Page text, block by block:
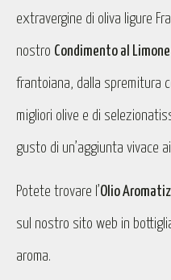
extravergine di oliva ligure
nostro Condimento al Limone
frantoiana, dalla spremitura
migliori olive e di
gusto di un’aggiunta vivace
Potete trovare l’Olio
sul nostro sito web in
aroma.